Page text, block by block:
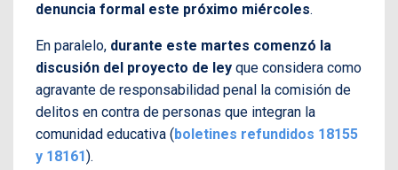
denuncia formal este próximo miércoles.
En paralelo, durante este martes comenzó la
discusión del proyecto de ley que considera como
agravante de responsabilidad penal la comisión de
delitos en contra de personas que integran la
comunidad educativa ( boletines refundidos 18155
y 18161).